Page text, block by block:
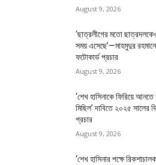
August 9, 2026
‘ছাত্রলীগের মতো
সময় এসেছে’—মাহমুদুর
ফটোকার্ড প্রচার
August 9, 2026
‘শেখ হাসিনাকে ফিরিয়ে
মিছিল’ দাবিতে ২০২৫ সালের
প্রচার
August 9, 2026
‘শেখ হাসিনার পক্ষে